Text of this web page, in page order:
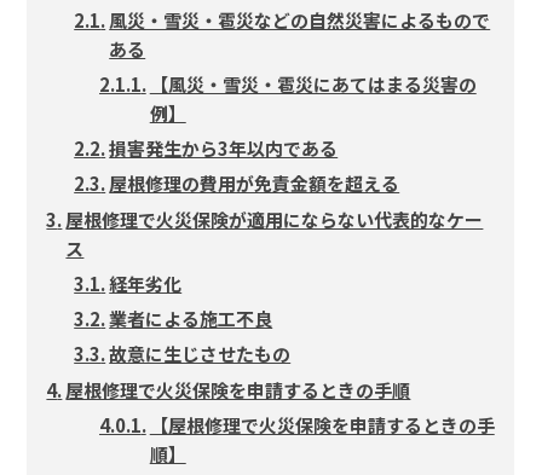
風災・雪災・雹災などの自然災害によるもので
ある
【風災・雪災・雹災にあてはまる災害の
例】
損害発生から3年以内である
屋根修理の費用が免責金額を超える
屋根修理で火災保険が適用にならない代表的なケー
ス
経年劣化
業者による施工不良
故意に生じさせたもの
屋根修理で火災保険を申請するときの手順
【屋根修理で火災保険を申請するときの手
順】